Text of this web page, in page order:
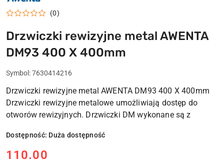
PRODUCENT
WENTYLATORY(0)
Drzwiczki rewizyjne metal AWENTA
DM93 400 X 400mm
Symbol:7630414216
Drzwiczki rewizyjne metal AWENTA DM93 400 X 400mm
Drzwiczki rewizyjne metalowe umożliwiają dostęp do
otworów rewizyjnych. Drzwiczki DM wykonane są z
Dostępność: Duża dostępność
cena:
110.00